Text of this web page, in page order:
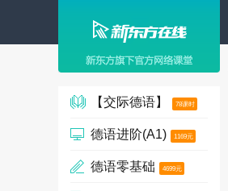
【交际德语】 78课时
德语进阶(A1) 1169元
德语零基础 4699元